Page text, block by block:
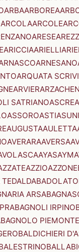
ARBAARBOREA
ARCOLAARCOLE
ARESE
ARICCIAARIELLI
ARNESANO
ARQUATA
ARVIER
SATRIANOASCREA
ASSOROASTIASUNI
AUGUSTAAULETTA
AVERARAAVERSA
AYAS
AZZIOAZZONE
TEDALDABADOLATO
ARSA
BAGNOLI IRPINO
BAGNOLO PIEMONTE
BALDICHIERI